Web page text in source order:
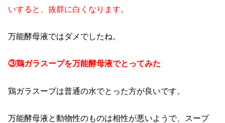
いすると、抜群に白くなります。
万能酵母液ではダメでしたね。
③鶏ガラスープを万能酵母液でとってみた
鶏ガラスープは普通の水でとった方が良いです。
万能酵母液と動物性のものは相性が悪いようで、スープ